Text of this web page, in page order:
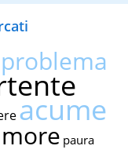
problema
acume
paura